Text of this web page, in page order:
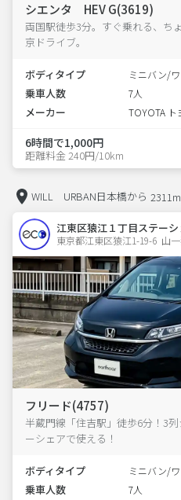
シエンタ HEV G(3619)
両国駅徒歩3分。すぐ乗れる、ち
京ドライブ。
ボディタイプ ミニバン/
乗車人数 7人
メーカー TOYOTA ト
6時間で1,000円
距離料金 240円/10km
WILL URBAN日本橋から 2311m
江東区猿江１丁目ステーシ
東京都江東区猿江1-19-6  山
フリード(4757)
半蔵門線「住吉駅」徒歩6分！3
ーシェアで使える！
ボディタイプ ミニバン/
乗車人数 7人